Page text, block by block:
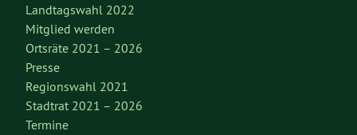
Landtagswahl 2022
Mitglied werden
Ortsräte 2021 – 2026
Presse
Regionswahl 2021
Stadtrat 2021 – 2026
Termine